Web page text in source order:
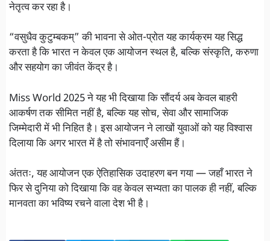
नेतृत्व कर रहा है।
“वसुधैव कुटुम्बकम्” की भावना से ओत-प्रोत यह कार्यक्रम यह सिद्ध
करता है कि भारत न केवल एक आयोजन स्थल है, बल्कि संस्कृति, करुणा
और सहयोग का जीवंत केंद्र है।
Miss World 2025 ने यह भी दिखाया कि सौंदर्य अब केवल बाहरी
आकर्षण तक सीमित नहीं है, बल्कि यह सोच, सेवा और सामाजिक
जिम्मेदारी में भी निहित है। इस आयोजन ने लाखों युवाओं को यह विश्वास
दिलाया कि अगर भारत में है तो संभावनाएँ असीम हैं।
अंततः, यह आयोजन एक ऐतिहासिक उदाहरण बन गया — जहाँ भारत ने
फिर से दुनिया को दिखाया कि वह केवल सभ्यता का पालक ही नहीं, बल्कि
मानवता का भविष्य रचने वाला देश भी है।